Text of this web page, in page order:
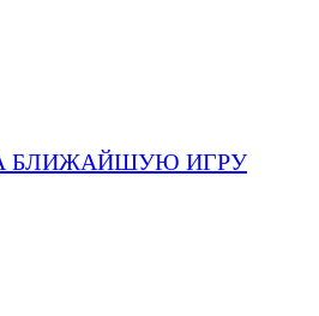
БЛИЖАЙШУЮ ИГРУ